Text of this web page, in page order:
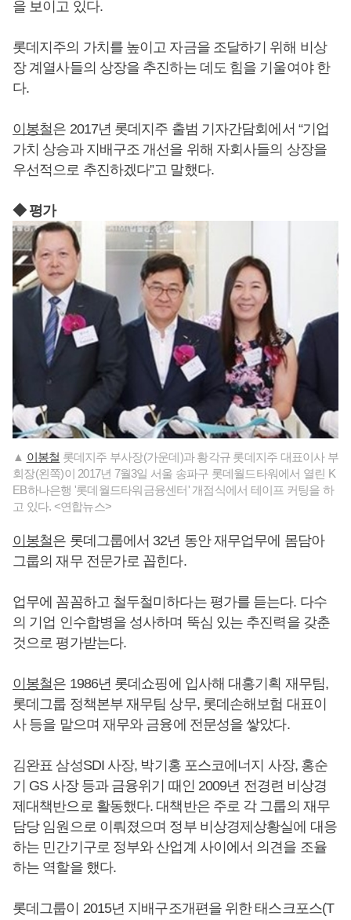
을 보이고 있다.
롯데지주의 가치를 높이고 자금을 조달하기 위해 비상
장 계열사들의 상장을 추진하는 데도 힘을 기울여야 한
다.
이봉철은 2017년 롯데지주 출범 기자간담회에서 “기업
가치 상승과 지배구조 개선을 위해 자회사들의 상장을
우선적으로 추진하겠다”고 말했다.
◆ 평가
▲ 이봉철 롯데지주 부사장(가운데)과 황각규 롯데지주 대표이사 부
회장(왼쪽)이 2017년 7월3일 서울 송파구 롯데월드타워에서 열린 K
EB하나은행 '롯데월드타워금융센터' 개점식에서 테이프 커팅을 하
고 있다. <연합뉴스>
이봉철은 롯데그룹에서 32년 동안 재무업무에 몸담아
그룹의 재무 전문가로 꼽힌다.
업무에 꼼꼼하고 철두철미하다는 평가를 듣는다. 다수
의 기업 인수합병을 성사하며 뚝심 있는 추진력을 갖춘
것으로 평가받는다.
이봉철은 1986년 롯데쇼핑에 입사해 대홍기획 재무팀,
롯데그룹 정책본부 재무팀 상무, 롯데손해보험 대표이
사 등을 맡으며 재무와 금융에 전문성을 쌓았다.
김완표 삼성SDI 사장, 박기홍 포스코에너지 사장, 홍순
기 GS 사장 등과 금융위기 때인 2009년 전경련 비상경
제대책반으로 활동했다. 대책반은 주로 각 그룹의 재무
담당 임원으로 이뤄졌으며 정부 비상경제상황실에 대응
하는 민간기구로 정부와 산업계 사이에서 의견을 조율
하는 역할을 했다.
롯데그룹이 2015년 지배구조개편을 위한 태스크포스(T